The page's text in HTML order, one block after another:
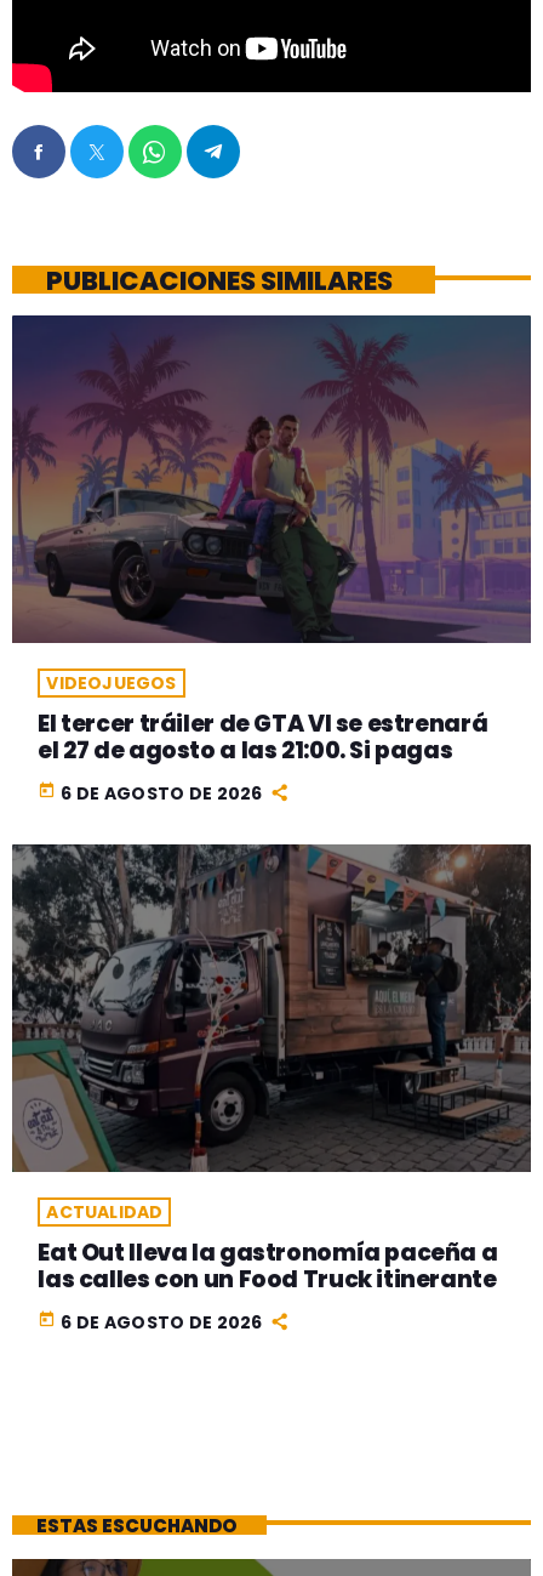
PUBLICACIONES SIMILARES
VIDEOJUEGOS
El tercer tráiler de GTA VI se estrenará
el 27 de agosto a las 21:00. Si pagas
today 6 DE AGOSTO DE 2026
ACTUALIDAD
Eat Out lleva la gastronomía paceña a
las calles con un Food Truck itinerante
today 6 DE AGOSTO DE 2026
ESTAS ESCUCHANDO